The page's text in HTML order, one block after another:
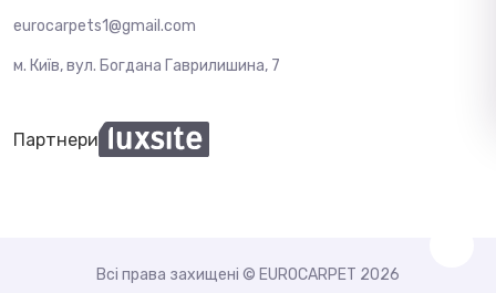
eurocarpets1@gmail.com
м. Київ, вул. Богдана Гаврилишина, 7
Партнери
Всі права захищені © EUROCARPET 2026